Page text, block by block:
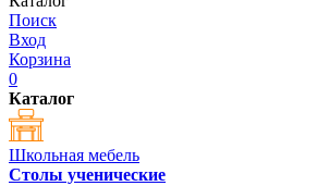
Поиск
Вход
Корзина
0
Каталог
Школьная мебель
Столы ученические